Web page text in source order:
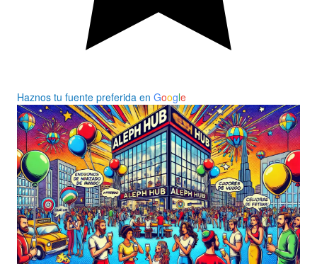
Haznos tu fuente preferida en Google